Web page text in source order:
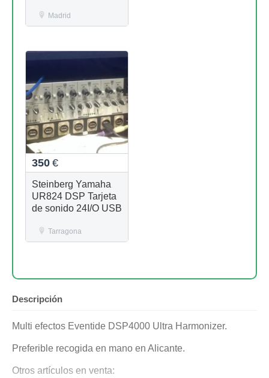
Madrid
350 €
Steinberg Yamaha
UR824 DSP Tarjeta
de sonido 24I/O USB
Tarragona
Descripción
Multi efectos Eventide DSP4000 Ultra Harmonizer.
Preferible recogida en mano en Alicante.
Otros artículos en venta: